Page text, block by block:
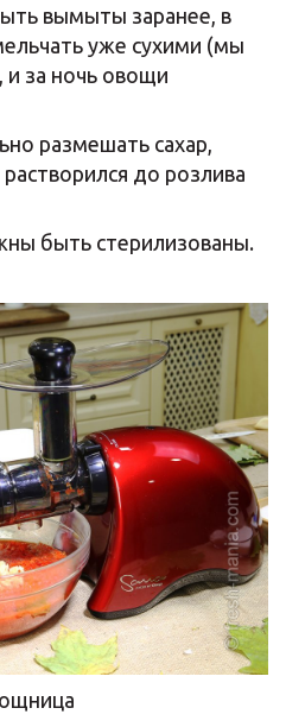
вымыты заранее, в
уже сухими (мы
и за ночь овощи
размешать сахар,
до розлива
быть стерилизованы.